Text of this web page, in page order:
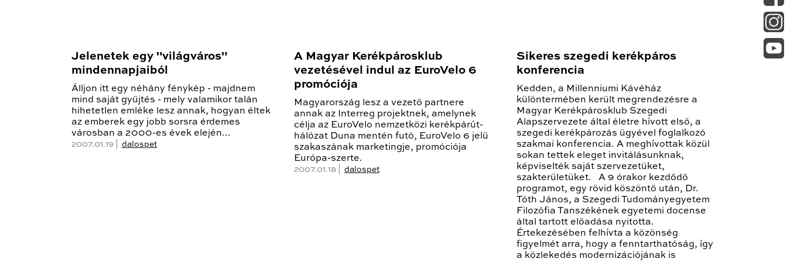
Jelenetek egy "világváros"
mindennapjaiból
Álljon itt egy néhány fénykép - majdnem
mind saját gyűjtés - mely valamikor talán
hihetetlen emléke lesz annak, hogyan éltek
az emberek egy jobb sorsra érdemes
városban a 2000-es évek elején...
2007.01.19 | dalospet
A Magyar Kerékpárosklub
vezetésével indul az EuroVelo 6
promóciója
Magyarország lesz a vezető partnere
annak az Interreg projektnek, amelynek
célja az EuroVelo nemzetközi kerékpárút-
hálózat Duna mentén futó, EuroVelo 6 jelű
szakaszának marketingje, promóciója
Európa-szerte.
2007.01.18 | dalospet
Sikeres szegedi kerékpáros
konferencia
Kedden, a Millenniumi Kávéház
különtermében került megrendezésre a
Magyar Kerékpárosklub Szegedi
Alapszervezete által életre hívott első, a
szegedi kerékpározás ügyével foglalkozó
szakmai konferencia. A meghívottak közül
sokan tettek eleget invitálásunknak,
képviselték saját szervezetüket,
szakterületüket. A 9 órakor kezdődő
programot, egy rövid köszöntő után, Dr.
Tóth János, a Szegedi Tudományegyetem
Filozófia Tanszékének egyetemi docense
által tartott előadása nyitotta.
Értekezésében felhívta a közönség
figyelmét arra, hogy a fenntarthatóság, így
a közlekedés modernizációjának is